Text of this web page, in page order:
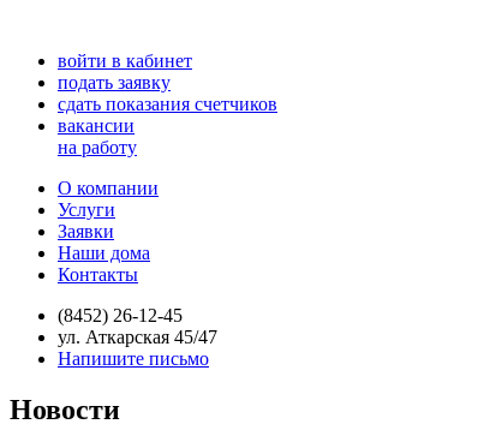
войти в кабинет
подать заявку
сдать показания счетчиков
вакансии
на работу
О компании
Услуги
Заявки
Наши дома
Контакты
(8452) 26-12-45
ул. Аткарская 45/47
Напишите письмо
Новости